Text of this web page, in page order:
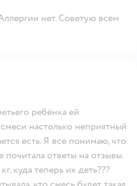
нет. Советую всем
ребёнка ей
настолько неприятный
есть. Я все понимаю, что
почитала ответы на отзывы.
куда теперь их деть???